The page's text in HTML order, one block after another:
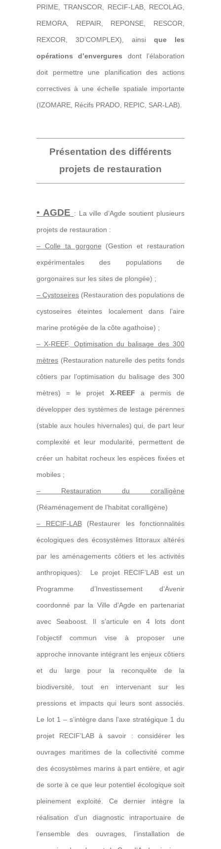
PRIME, TRANSCOR, RECIF-LAB, RECOLAG,
REMORA, REPAIR, REPONSE, RESCOR,
REXCOR, 3D’COMPLEX), ainsi que les
opérations d’envergures dont l’élaboration
doit permettre une planification des actions
correctives à une échelle spatiale importante
(IZOMARE, Récifs PRADO, REPIC, SAR-LAB).
Présentation des différents
projets de restauration
• AGDE : La ville d’Agde soutient plusieurs
projets de restauration :
– Colle ta gorgone (Gestion et restauration
expérimentales des populations de
gorgonaires sur les sites de plongée) ;
– Cystoseires (Restauration des populations de
cystoseires éteintes localement dans l’aire
marine protégée de la côte agathoise) ;
– X-REEF, Optimisation du balisage des 300
mètres (Restauration naturelle des petits fonds
côtiers par l’optimisation du balisage des 300
mètres) = le projet X-REEF a permis de
développer des systèmes de lestage pérennes
(stable aux houles hivernales) qui, de part leur
complexité et leur modularité, permettent de
créer un habitat rocheux les espèces fixées et
mobiles ;
– Restauration du coralligène
(Réaménagement de l’habitat coralligène)
– RECIF-LAB(Restaurer les fonctionnalités
écologiques des écosystèmes littoraux altérés
par les aménagements côtiers et les activités
anthropiques): Le projet RECIF’LAB est un
Programme d’Investissement d’Avenir
coordonné par la Ville d’Agde en partenariat
avec Seaboost. Il s’articule en 4 lots dont
l’objectif commun vise à proposer une
approche innovante intégrant les enjeux côtiers
et du large pour la reconquête de la
biodiversité, tout en intervenant sur les
pressions et impacts qui leurs sont associés.
Le lot 1 – s’intègre dans l’axe stratégique 1 du
projet RECIF’LAB à savoir : considérer les
ouvrages maritimes de la collectivité comme
des écosystèmes marins à part entière, et agir
de sorte à ce que leur potentiel écologique soit
pleinement exploité. Ce dernier intègre la
réalisation d’un diagnostic intraportuaire de
l’ensemble des ouvrages, l’installation de